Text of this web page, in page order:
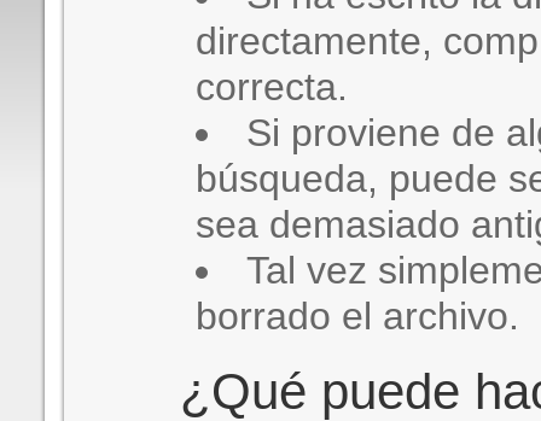
directamente,
correcta.
Si proviene de
búsqueda, puede
sea demasiado
Tal vez
borrado el archivo.
¿Qué puede